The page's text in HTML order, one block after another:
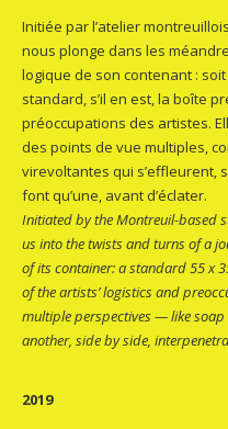
Initiée par l’atelier
nous plonge dans les
logique de son contenant :
standard, s’il en est, la boîte
préoccupations des artistes.
des points de vue multiples,
virevoltantes qui s’effleurent,
font qu’une, avant d’éclater.
Initiated by the Montreuil-based
us into the twists and turns of a
of its container: a standard 55 x
of the artists’ logistics and
multiple perspectives — like
another, side by side,
2019